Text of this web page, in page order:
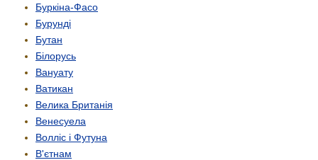
Буркіна-Фасо
Бурунді
Бутан
Білорусь
Вануату
Ватикан
Велика Британія
Венесуела
Волліс і Футуна
В'єтнам